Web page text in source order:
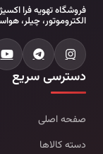
فروشگاه تهویه فرا
الکتروموتور، چیلر،
دسترسی سریع
صفحه اصلی
دسته کالاها